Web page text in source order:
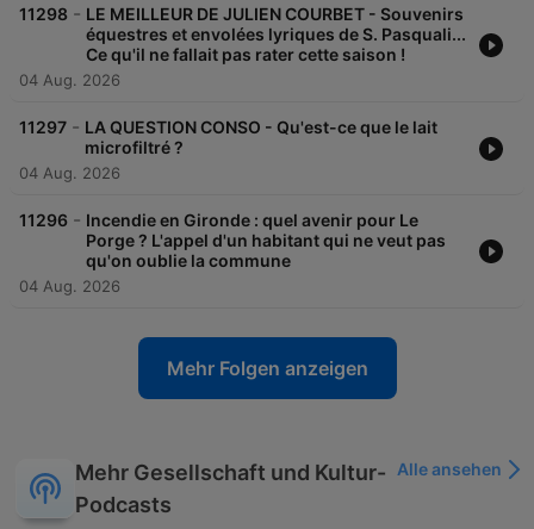
11298 - LE MEILLEUR DE JULIEN COURBET - Souvenirs
équestres et envolées lyriques de S. Pasquali...
Ce qu'il ne fallait pas rater cette saison !
04 Aug. 2026
11297 - LA QUESTION CONSO - Qu'est-ce que le lait
microfiltré ?
04 Aug. 2026
11296 - Incendie en Gironde : quel avenir pour Le
Porge ? L'appel d'un habitant qui ne veut pas
qu'on oublie la commune
04 Aug. 2026
Mehr Folgen anzeigen
Mehr Gesellschaft und Kultur-
Podcasts
Alle ansehen